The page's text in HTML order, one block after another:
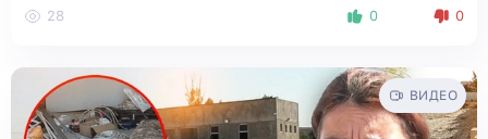
28 0 0
ВИДЕО